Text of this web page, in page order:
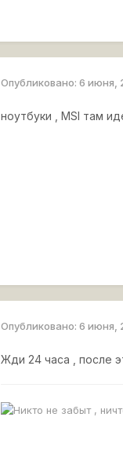
Опубликовано:6 июня,
ноутбуки , MSI там
Опубликовано:6 июня,
Жди 24 часа , после